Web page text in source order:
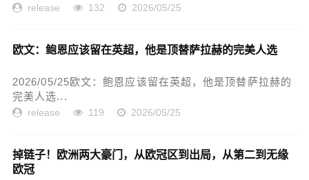
release 132 2026/05/25
欧文：鲍恩应该留在英超，他是顶替萨拉赫的完美人选
2026/05/25欧文：鲍恩应该留在英超，他是顶替萨拉赫的
完美人选...
release 119 2026/05/25
掉链子！欧洲两大豪门，从欧冠区到出局，从第二到无缘
欧冠